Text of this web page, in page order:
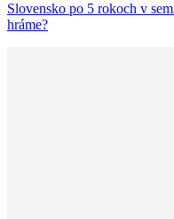
Slovensko po 5 rokoch v
hráme?